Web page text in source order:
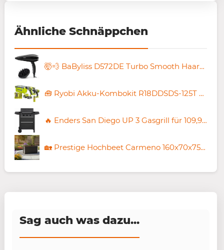
Ähnliche Schnäppchen
🤯💨 BaByliss D572DE Turbo Smooth Haartrockner für 19,90€ (statt 27€)
🧰 Ryobi Akku-Kombokit R18DDSDS-125T mit Kombihammer, Bohrschrauber für 199,99€ (statt 251€) + Gratis-Akkuset
🔥 Enders San Diego UP 3 Gasgrill für 109,99€ (statt 150€)
🏡 Prestige Hochbeet Carmeno 160x70x75cm in Anthrazit ab 99,99€ (statt 189€)
Sag auch was dazu...